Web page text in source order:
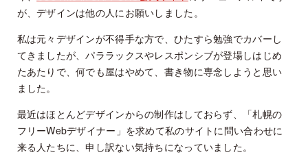
が、デザインは他の人にお願いしました。
私は元々デザインが不得手な方で、ひたすら勉強でカバーし
てきましたが、パララックスやレスポンシブが登場しはじめ
たあたりで、何でも屋はやめて、書き物に専念しようと思い
ました。
最近はほとんどデザインからの制作はしておらず、「札幌の
フリーWebデザイナー」を求めて私のサイトに問い合わせに
来る人たちに、申し訳ない気持ちになっていました。